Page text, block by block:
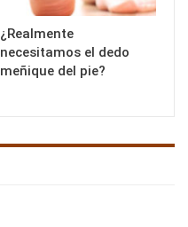
¿Realmente
necesitamos el dedo
meñique del pie?